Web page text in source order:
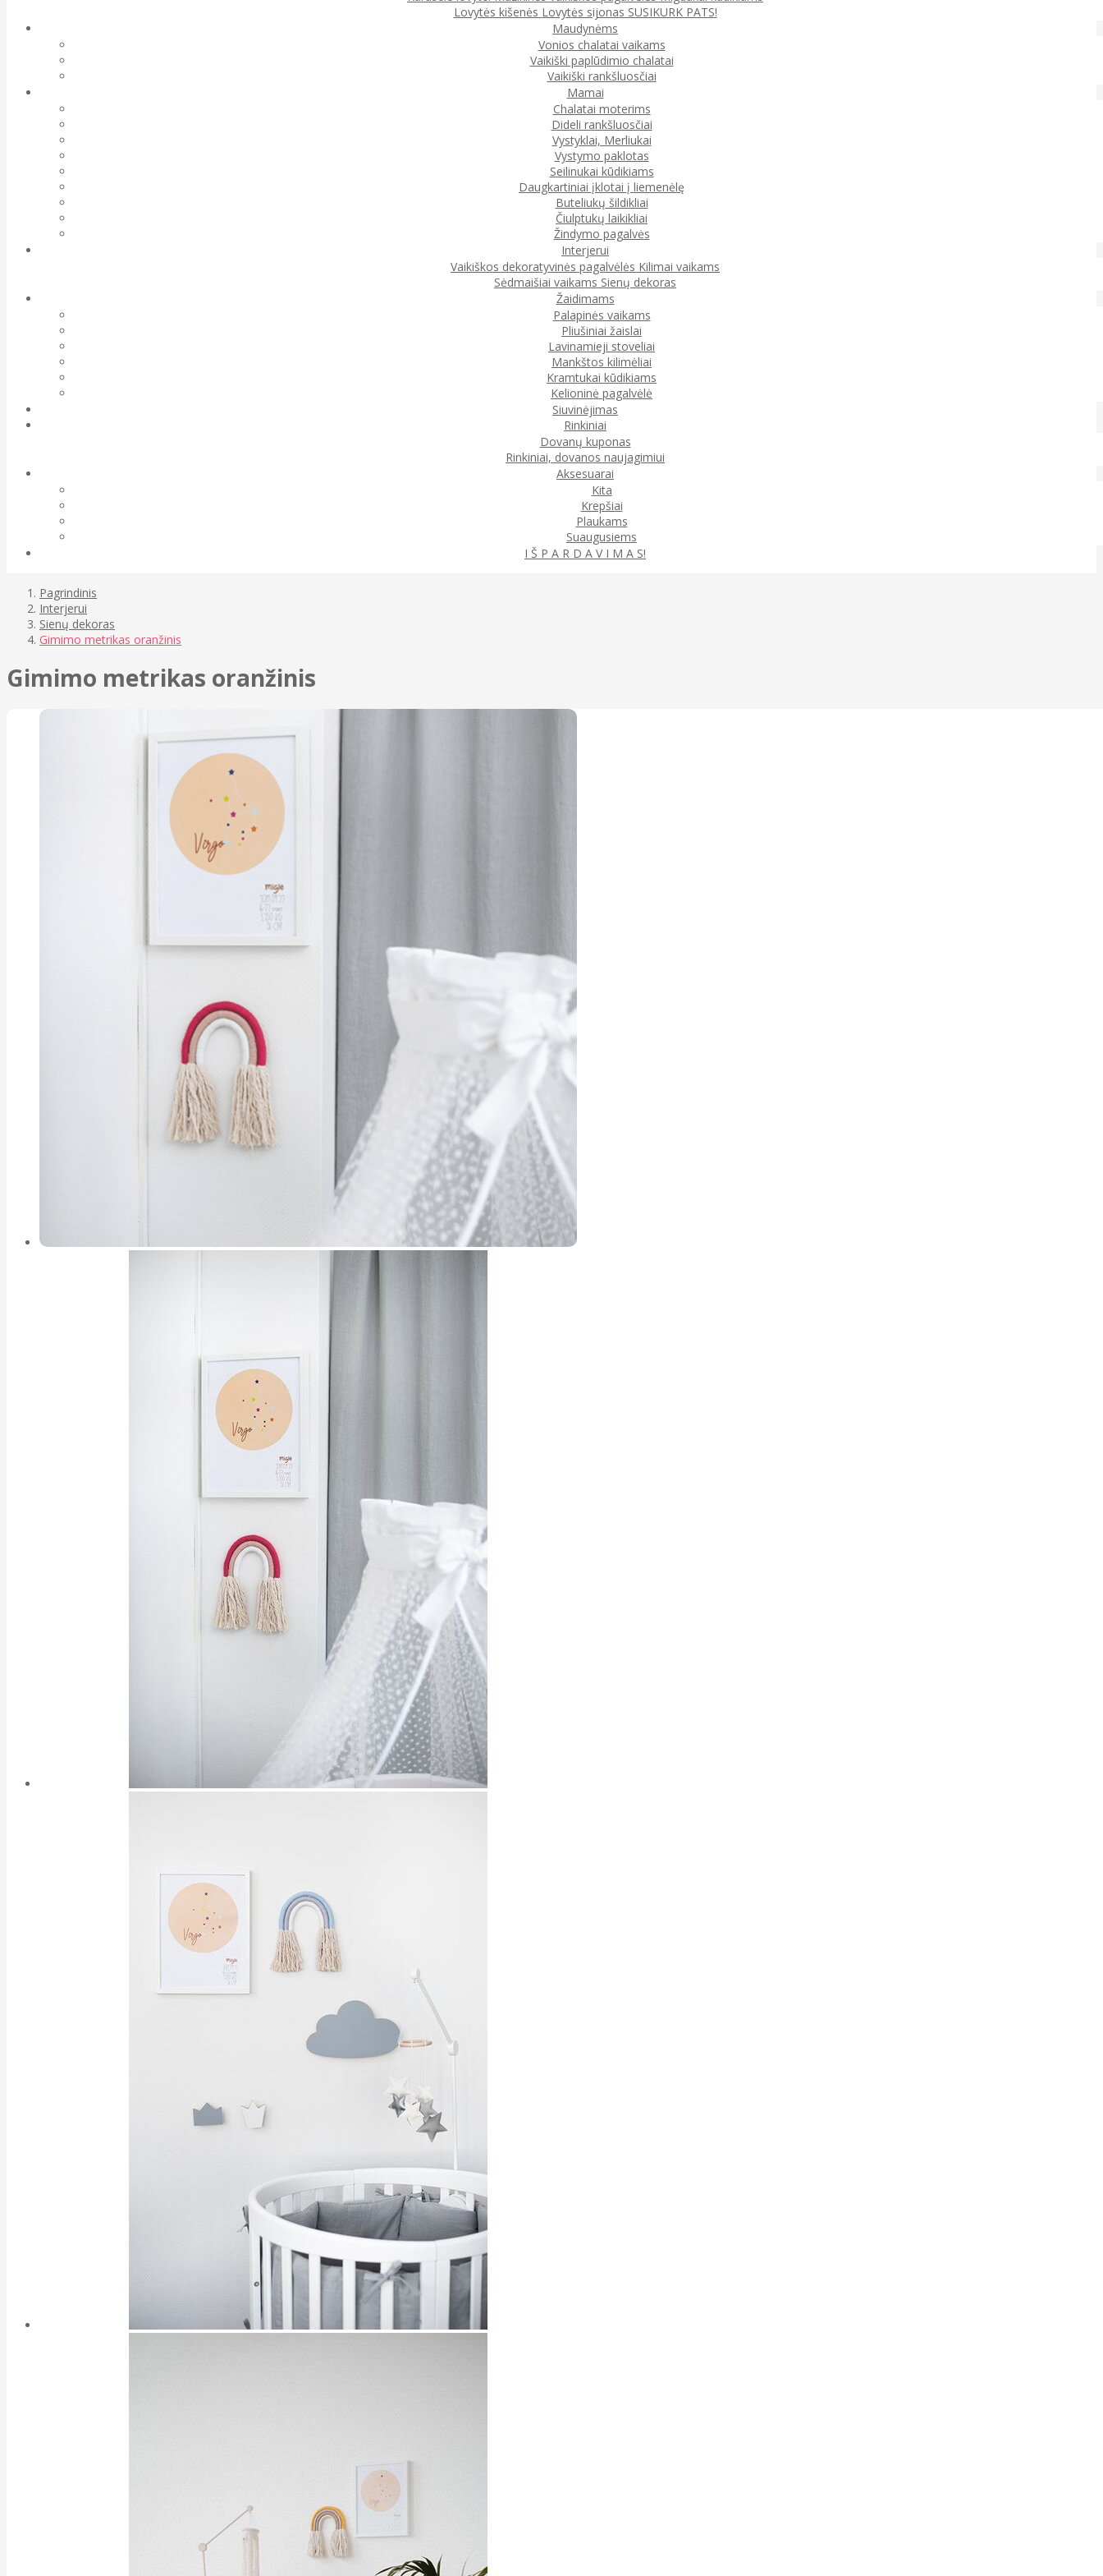
Lovytės kišenės Lovytės sijonas SUSIKURK PATS!
Maudynėms
Vonios chalatai vaikams
Vaikiški paplūdimio chalatai
Vaikiški rankšluosčiai
Mamai
Chalatai moterims
Dideli rankšluosčiai
Vystyklai, Merliukai
Vystymo paklotas
Seilinukai kūdikiams
Daugkartiniai įklotai į liemenėlę
Buteliukų šildikliai
Čiulptukų laikikliai
Žindymo pagalvės
Interjerui
Vaikiškos dekoratyvinės pagalvėlės Kilimai vaikams
Sėdmaišiai vaikams Sienų dekoras
Žaidimams
Palapinės vaikams
Pliušiniai žaislai
Lavinamieji stoveliai
Mankštos kilimėliai
Kramtukai kūdikiams
Kelioninė pagalvėlė
Siuvinėjimas
Rinkiniai
Dovanų kuponas
Rinkiniai, dovanos naujagimiui
Aksesuarai
Kita
Krepšiai
Plaukams
Suaugusiems
I Š P A R D A V I M A S!
Pagrindinis
Interjerui
Sienų dekoras
Gimimo metrikas oranžinis
Gimimo metrikas oranžinis